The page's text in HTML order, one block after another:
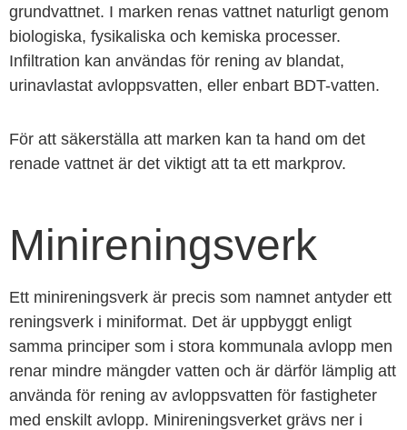
grundvattnet. I marken renas vattnet naturligt genom
biologiska, fysikaliska och kemiska processer.
Infiltration kan användas för rening av blandat,
urinavlastat avloppsvatten, eller enbart BDT-vatten.
För att säkerställa att marken kan ta hand om det
renade vattnet är det viktigt att ta ett markprov.
Minireningsverk
Ett minireningsverk är precis som namnet antyder ett
reningsverk i miniformat. Det är uppbyggt enligt
samma principer som i stora kommunala avlopp men
renar mindre mängder vatten och är därför lämplig att
använda för rening av avloppsvatten för fastigheter
med enskilt avlopp. Minireningsverket grävs ner i